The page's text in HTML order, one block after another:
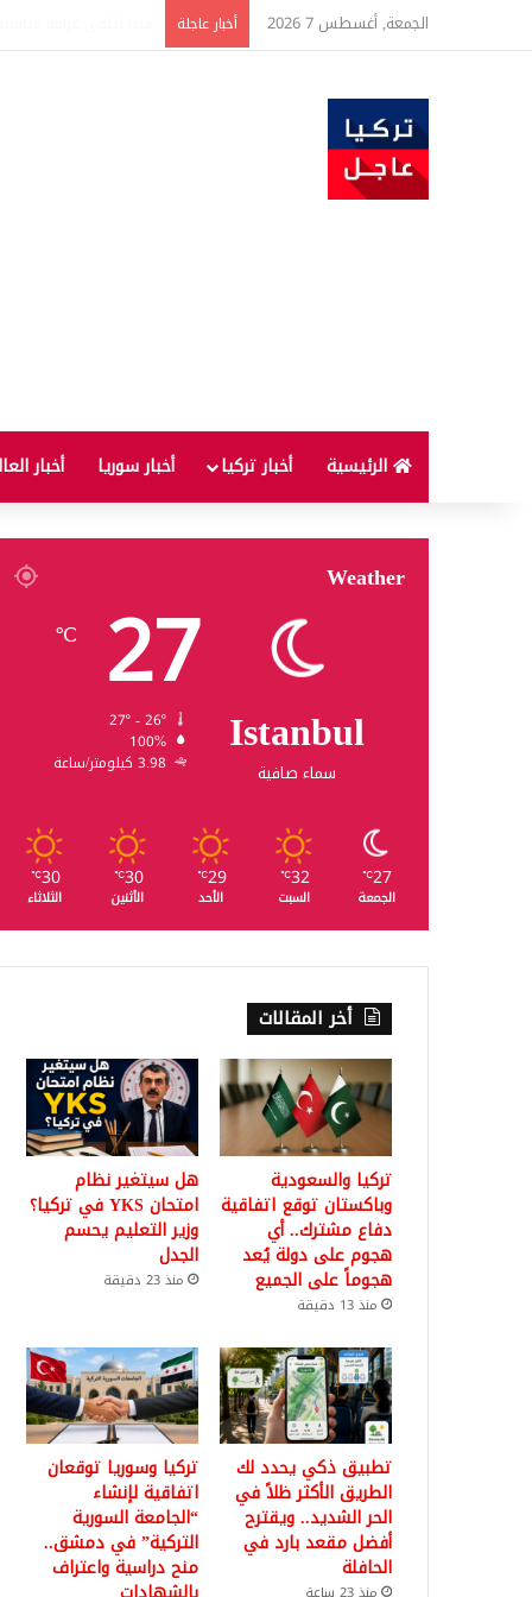
الجمعة, أغسطس 7 2026 أخبار عاجلة
الرئيسية أخبار تركيا أخبار سوريا أخبار
Weather
Istanbul
سماء صافية
27
℃
100%
3.98 كيلومتر/ساعة
27
℃
الجمعة
32
℃
السبت
29
℃
الأحد
30
℃
الأثنين
30
℃
الثلاثاء
أخر المقالات
تركيا والسعودية
وباكستان توقع اتفاقية
دفاع مشترك.. أي
هجوم على دولة يُعد
هجوماً على الجميع
منذ 13 دقيقة
هل سيتغير نظام
امتحان YKS في تركيا؟
وزير التعليم يحسم
الجدل
منذ 23 دقيقة
تطبيق ذكي يحدد لك
الطريق الأكثر ظلاً في
الحر الشديد.. ويقترح
أفضل مقعد بارد في
الحافلة
تركيا وسوريا توقعان
اتفاقية لإنشاء
“الجامعة السورية
التركية” في دمشق..
منح دراسية واعتراف